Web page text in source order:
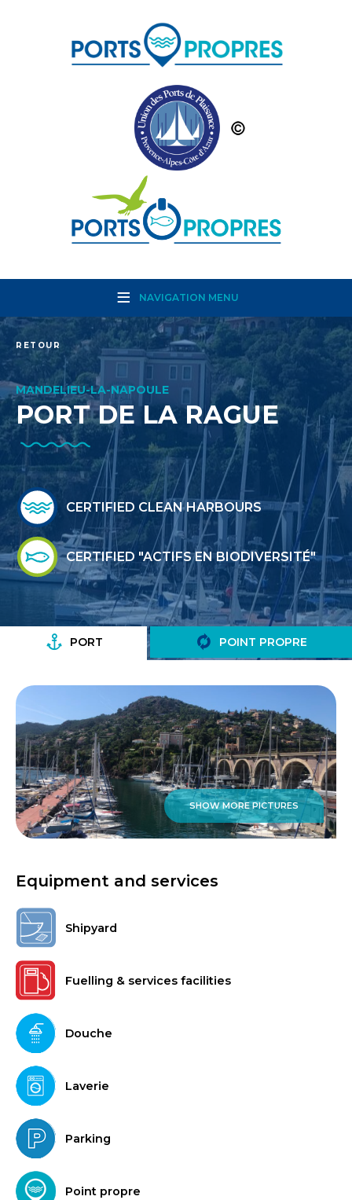
NAVIGATION MENU
RETOUR
MANDELIEU-LA-NAPOULE
PORT DE LA RAGUE
CERTIFIED CLEAN HARBOURS
CERTIFIED "ACTIFS EN BIODIVERSITÉ"
PORT POINT PROPRE
SHOW MORE PICTURES
Equipment and services
Shipyard
Fuelling & services facilities
Douche
Laverie
Parking
Point propre